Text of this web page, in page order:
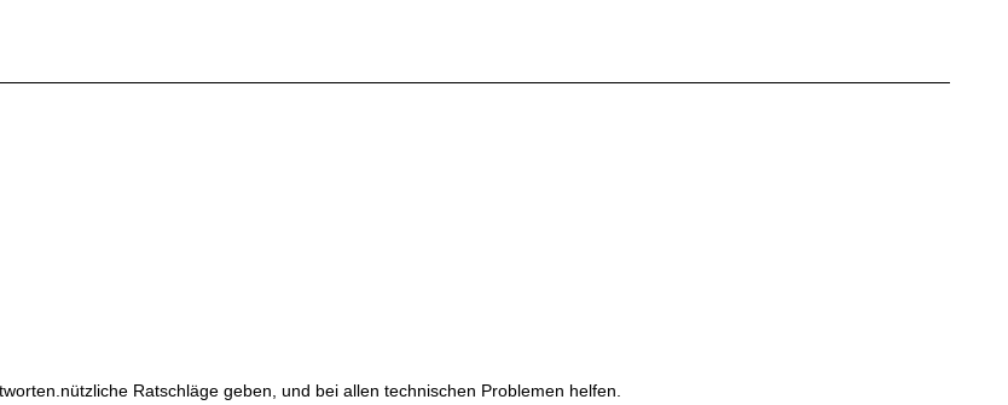
Ratschläge geben, und bei allen technischen Problemen helfen.